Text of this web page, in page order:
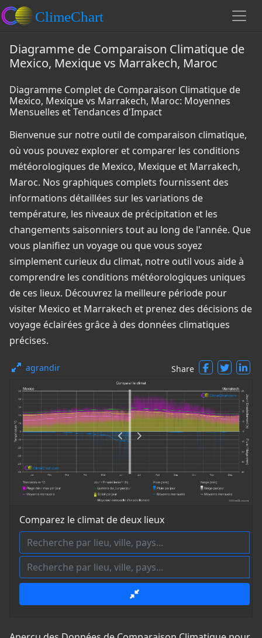
Diagramme de Comparaison Climatique de
Mexico, Mexique vs Marrakech, Maroc
Diagramme Complet de Comparaison Climatique de
Mexico, Mexique vs Marrakech, Maroc: Moyennes
Mensuelles et Tendances d'Impact
Bienvenue sur notre outil de comparaison climatique,
où vous pouvez explorer et comparer les conditions
météorologiques de Mexico, Mexique et Marrakech,
Maroc. Nos graphiques complets fournissent des
informations détaillées sur les variations de
température, les niveaux de précipitation et les
changements saisonniers tout au long de l'année. Que
vous planifiez un voyage ou que vous soyez
simplement curieux du climat, notre outil vous aide à
comprendre les conditions météorologiques uniques
de ces lieux. Découvrez la meilleure période pour
visiter Mexico et Marrakech et prenez des décisions de
voyage éclairées grâce à des données climatiques
précises.
agrandir Share
Comparez le climat de deux lieux